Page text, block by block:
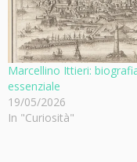
Marcellino Ittieri:
essenziale
19/05/2026
In "Curiosità"